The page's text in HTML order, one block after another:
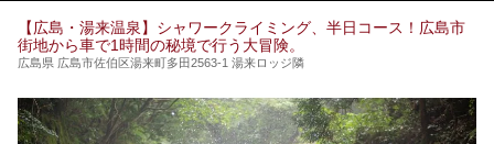
【広島・湯来温泉】シャワークライミング、半日コース！広島市
街地から車で1時間の秘境で行う大冒険。
広島県 広島市佐伯区湯来町多田2563-1 湯来ロッジ隣